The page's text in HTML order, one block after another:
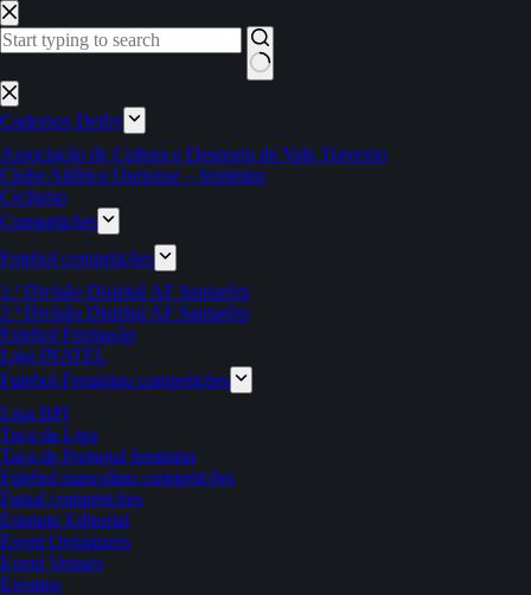
Pular
para
o
Sem
resultados
Cadernos Derby
Associação de Cultura e Desporto de Vale Travesso
Clube Atlético Ouriense – feminino
Ciclismo
Competições
Futebol competições
1.ª Divisão Distrital AF Santarém
2.ª Divisão Distrital AF Santarém
Futebol Formação
Liga INATEL
Futebol Feminino competições
Liga BPI
Taça da Liga
Taça de Portugal feminina
Futebol masculino competições
Futsal competições
Estatuto Editorial
Event Organizers
Event Venues
Eventos